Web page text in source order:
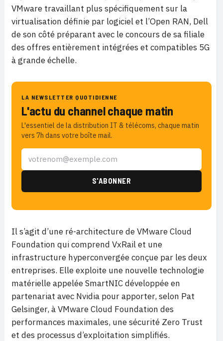
VMware travaillant plus spécifiquement sur la
virtualisation définie par logiciel et l’Open RAN, Dell
de son côté préparant avec le concours de sa filiale
des offres entièrement intégrées et compatibles 5G
à grande échelle.
LA NEWSLETTER QUOTIDIENNE
L'actu du channel chaque matin
L'essentiel de la distribution IT & télécoms, chaque matin
vers 7h dans votre boîte mail.
Il s’agit d’une ré-architecture de VMware Cloud
Foundation qui comprend VxRail et une
infrastructure hyperconvergée conçue par les deux
entreprises. Elle exploite une nouvelle technologie
matérielle appelée SmartNIC développée en
partenariat avec Nvidia pour apporter, selon Pat
Gelsinger, à VMware Cloud Foundation des
performances maximales, une sécurité Zero Trust
et des processus d’exploitation simplifiés.